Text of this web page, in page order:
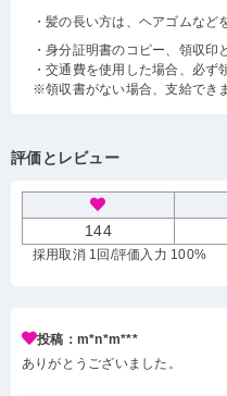
・髪の長い方は、ヘアゴムな
・身分証明書のコピー、領収印
・交通費を使用した場合、必ず
※領収書がない場合、支給でき
評価とレビュー
144
採用取消 1回 /評価入力 100%
投稿：m*n*m***
ありがとうございました。